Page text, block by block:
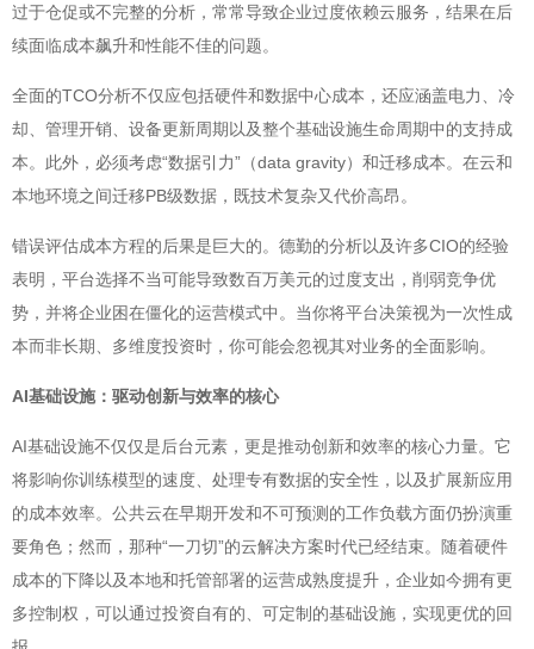
过于仓促或不完整的分析，常常导致企业过度依赖云服务，结果在后
续面临成本飙升和性能不佳的问题。
全面的TCO分析不仅应包括硬件和数据中心成本，还应涵盖电力、冷
却、管理开销、设备更新周期以及整个基础设施生命周期中的支持成
本。此外，必须考虑“数据引力”（data gravity）和迁移成本。在云和
本地环境之间迁移PB级数据，既技术复杂又代价高昂。
错误评估成本方程的后果是巨大的。德勤的分析以及许多CIO的经验
表明，平台选择不当可能导致数百万美元的过度支出，削弱竞争优
势，并将企业困在僵化的运营模式中。当你将平台决策视为一次性成
本而非长期、多维度投资时，你可能会忽视其对业务的全面影响。
AI基础设施：驱动创新与效率的核心
AI基础设施不仅仅是后台元素，更是推动创新和效率的核心力量。它
将影响你训练模型的速度、处理专有数据的安全性，以及扩展新应用
的成本效率。公共云在早期开发和不可预测的工作负载方面仍扮演重
要角色；然而，那种“一刀切”的云解决方案时代已经结束。随着硬件
成本的下降以及本地和托管部署的运营成熟度提升，企业如今拥有更
多控制权，可以通过投资自有的、可定制的基础设施，实现更优的回